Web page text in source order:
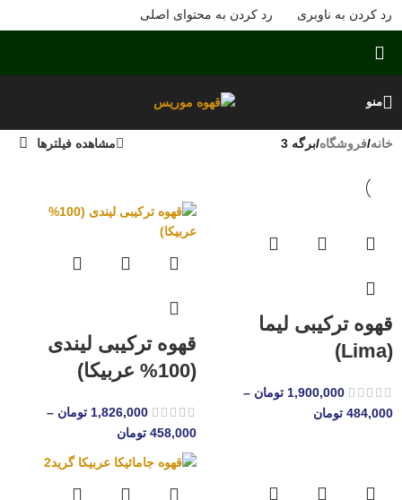
رد کردن به ناوبری رد کردن به محتوای اصلی
منو
خانه/فروشگاه/برگه 3 مشاهده فیلترها
قهوه ترکیبی لیما
(Lima)
1,900,000 تومان –
484,000 تومان
قهوه ترکیبی لیندی
(100% عربیکا)
1,826,000 تومان –
458,000 تومان